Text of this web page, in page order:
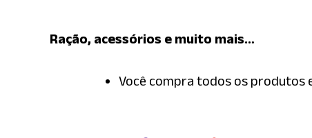
Ração, acessórios e muito mais…
Você compra todos os produtos